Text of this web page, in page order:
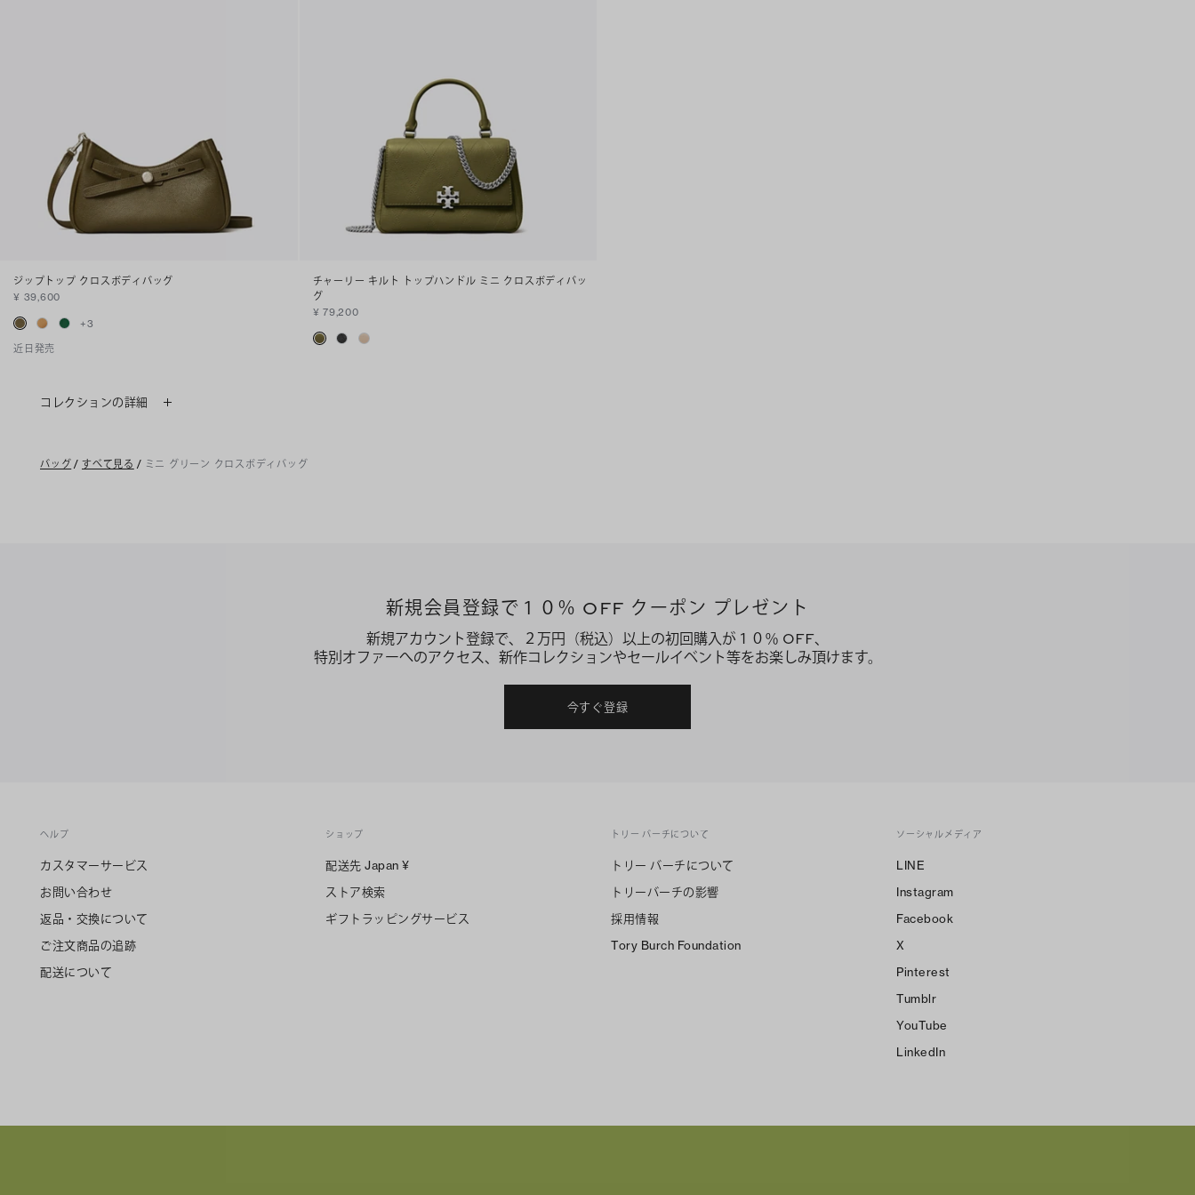
ジップトップ クロスボディバッグ
¥ 39,600
+3
近日発売
チャーリー キルト トップハンドル ミニ クロスボディバッ
グ
¥ 79,200
コレクションの詳細
バッグ / すべて見る / ミニ グリーン クロスボディバッグ
新規会員登録で１０％ OFF クーポン プレゼント
新規アカウント登録で、２万円（税込）以上の初回購入が１０％ OFF、
特別オファーへのアクセス、新作コレクションやセールイベント等をお楽しみ頂けます。
今すぐ登録
ヘルプ
カスタマーサービス
お問い合わせ
返品・交換について
ご注文商品の追跡
配送について
ショップ
配送先 Japan ¥
ストア検索
ギフトラッピングサービス
トリー バーチについて
トリー バーチについて
トリーバーチの影響
採用情報
Tory Burch Foundation
ソーシャルメディア
LINE
Instagram
Facebook
X
Pinterest
Tumblr
YouTube
LinkedIn